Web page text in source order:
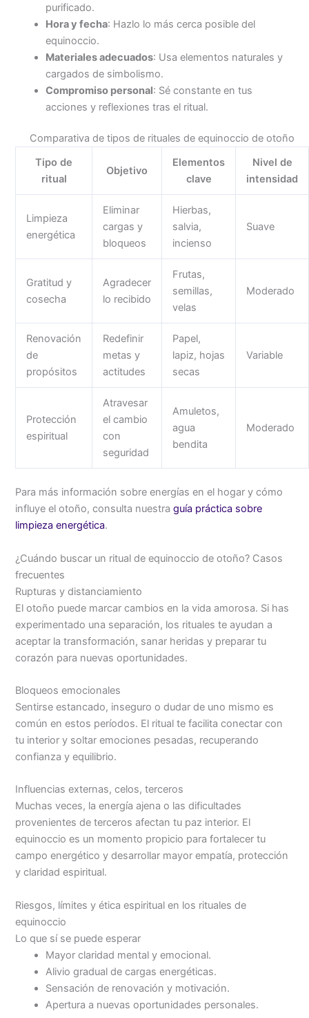
purificado.
Hora y fecha: Hazlo lo más cerca posible del
equinoccio.
Materiales adecuados: Usa elementos naturales y
cargados de simbolismo.
Compromiso personal: Sé constante en tus
acciones y reflexiones tras el ritual.
Comparativa de tipos de rituales de equinoccio de otoño
Tipo de
ritual
Objetivo
Elementos
clave
Nivel de
intensidad
Limpieza
energética
Eliminar
cargas y
bloqueos
Hierbas,
salvia,
incienso
Suave
Gratitud y
cosecha
Agradecer
lo recibido
Frutas,
semillas,
velas
Moderado
Renovación
de
propósitos
Redefinir
metas y
actitudes
Papel,
lapiz, hojas
secas
Variable
Protección
espiritual
Atravesar
el cambio
con
seguridad
Amuletos,
agua
bendita
Moderado
Para más información sobre energías en el hogar y cómo
influye el otoño, consulta nuestraguía práctica sobre
limpieza energética.
¿Cuándo buscar un ritual de equinoccio de otoño? Casos
frecuentes
Rupturas y distanciamiento
El otoño puede marcar cambios en la vida amorosa. Si has
experimentado una separación, los rituales te ayudan a
aceptar la transformación, sanar heridas y preparar tu
corazón para nuevas oportunidades.
Bloqueos emocionales
Sentirse estancado, inseguro o dudar de uno mismo es
común en estos períodos. El ritual te facilita conectar con
tu interior y soltar emociones pesadas, recuperando
confianza y equilibrio.
Influencias externas, celos, terceros
Muchas veces, la energía ajena o las dificultades
provenientes de terceros afectan tu paz interior. El
equinoccio es un momento propicio para fortalecer tu
campo energético y desarrollar mayor empatía, protección
y claridad espiritual.
Riesgos, límites y ética espiritual en los rituales de
equinoccio
Lo que sí se puede esperar
Mayor claridad mental y emocional.
Alivio gradual de cargas energéticas.
Sensación de renovación y motivación.
Apertura a nuevas oportunidades personales.